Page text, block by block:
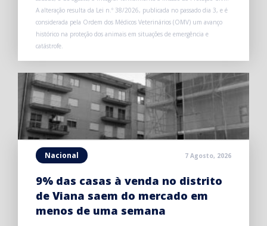
A alteração resulta da Lei n.º 38/2026, publicada no passado dia 3, e é
considerada pela Ordem dos Médicos Veterinários (OMV) um avanço
histórico na proteção dos animais em situações de emergência e
catástrofe.
Nacional 7 Agosto, 2026
9% das casas à venda no distrito
de Viana saem do mercado em
menos de uma semana